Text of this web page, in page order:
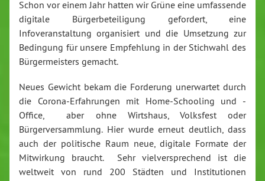
Schon vor einem Jahr hatten wir Grüne eine umfassende
digitale Bürgerbeteiligung gefordert, eine
Infoveranstaltung organisiert und die Umsetzung zur
Bedingung für unsere Empfehlung in der Stichwahl des
Bürgermeisters gemacht.
Neues Gewicht bekam die Forderung unerwartet durch
die Corona-Erfahrungen mit Home-Schooling und -
Office, aber ohne Wirtshaus, Volksfest oder
Bürgerversammlung. Hier wurde erneut deutlich, dass
auch der politische Raum neue, digitale Formate der
Mitwirkung braucht. Sehr vielversprechend ist die
weltweit von rund 200 Städten und Institutionen